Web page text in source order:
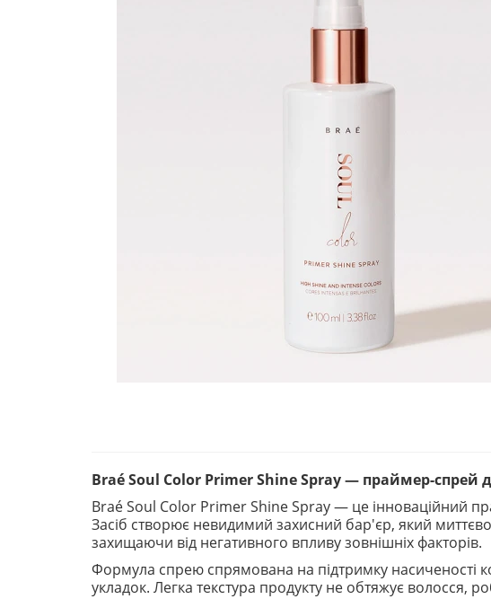
Braé Soul Color Primer Shine Spray — праймер-спрей
Braé Soul Color Primer Shine Spray — це інноваційний
Засіб створює невидимий захисний бар'єр, який
захищаючи від негативного впливу зовнішніх факторів.
Формула спрею спрямована на підтримку насиченості
укладок. Легка текстура продукту не обтяжує